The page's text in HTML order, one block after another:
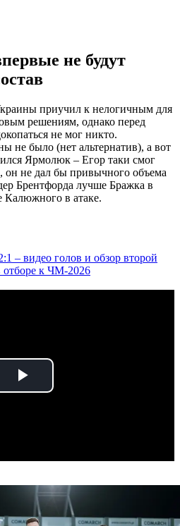
не будут
приучил к нелогичным для
решениям, однако перед
не мог никто.
не было (нет альтернатив), а вот
Ярмолюк – Егор таки смог
он не дал бы привычного объема
Брентфорда лучше Бражка в
Калюжного в атаке.
– видео голов и обзор второй
отборе к ЧМ-2026
Play